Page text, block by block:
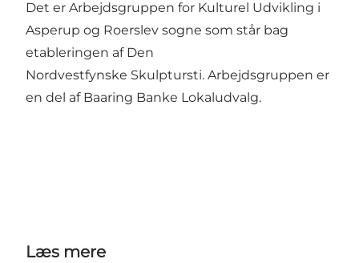
Det er Arbejdsgruppen for Kulturel Udvikling i
Asperup og Roerslev sogne som står bag
etableringen af Den
Nordvestfynske Skulptursti. Arbejdsgruppen er
en del af Baaring Banke Lokaludvalg.
Læs mere